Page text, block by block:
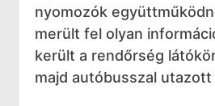
nyomozók
merült fel olyan
került a rendőrség
majd autóbusszal